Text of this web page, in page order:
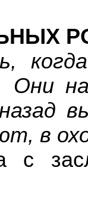
Они
в
с